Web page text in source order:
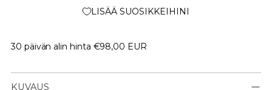
LISÄÄ SUOSIKKEIHINI
30 päivän alin hinta €98,00 EUR
KUVAUS